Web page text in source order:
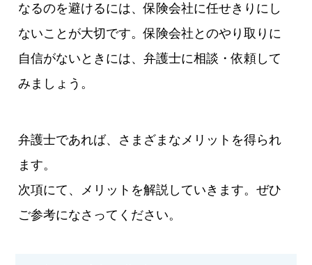
なるのを避けるには、保険会社に任せきりにし
ないことが大切です。保険会社とのやり取りに
自信がないときには、弁護士に相談・依頼して
みましょう。
弁護士であれば、さまざまなメリットを得られ
ます。
次項にて、メリットを解説していきます。ぜひ
ご参考になさってください。